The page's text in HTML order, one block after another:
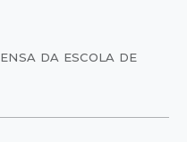
DA ESCOLA DE